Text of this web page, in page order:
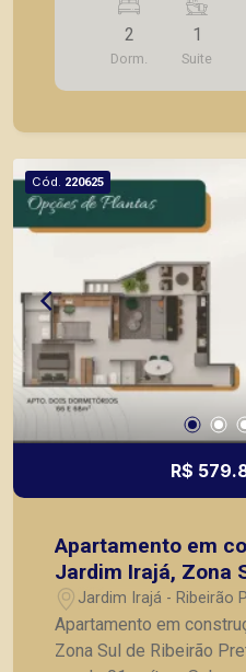
Lavanderia; - 01 vaga de garagem.
entrega para Dezembro de
como objetivo atender
agilidade e segurança,
Preto.
2
Dorm.
1
Suite
Cód. 220625
R$
Apartamento em
Jardim Irajá, Zona
Preto/SP;
Jardim Irajá - Ribeirão
Apartamento em
Zona Sul de Ribeirão Preto/SP; -